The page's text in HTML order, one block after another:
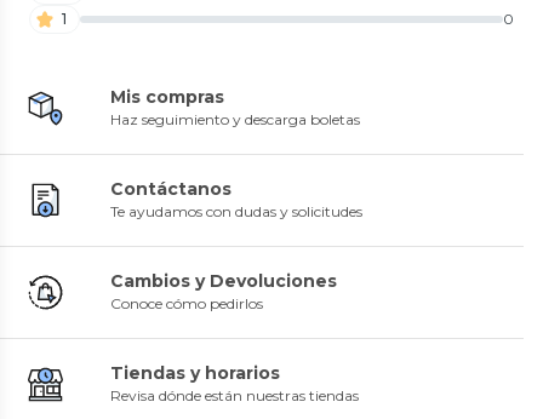
1
0
Mis compras
Haz seguimiento y descarga boletas
Contáctanos
Te ayudamos con dudas y solicitudes
Cambios y Devoluciones
Conoce cómo pedirlos
Tiendas y horarios
Revisa dónde están nuestras tiendas